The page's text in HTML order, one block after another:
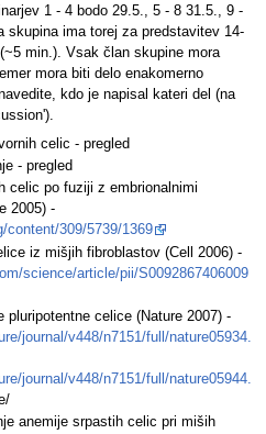
1 - 4 bodo 29.5., 5 - 8 31.5., 9 -
skupina ima torej za predstavitev 14-
min.). Vsak član skupine mora
mora biti delo enakomerno
kdo je napisal kateri del (na
celic - pregled
- pregled
celic po fuziji z embrionalnimi
2005) -
content/309/5739/1369
iz mišjih fibroblastov (Cell 2006) -
science/article/pii/S0092867406009
pluripotentne celice (Nature 2007) -
journal/v448/n7151/full/nature05934.
journal/v448/n7151/full/nature05944.
anemije srpastih celic pri miših